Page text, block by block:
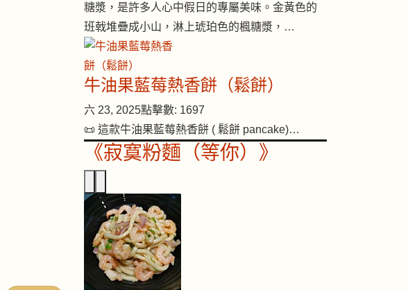
糖漿，是許多人心中假日的專屬美味。金黃色的
班戟堆疊成小山，淋上琥珀色的楓糖漿，…
牛油果藍莓熱香餅（鬆餅）
六 23, 2025點擊數: 1697
📜 這款牛油果藍莓熱香餅 ( 鬆餅 pancake)…
《寂寞粉麵（等你）》